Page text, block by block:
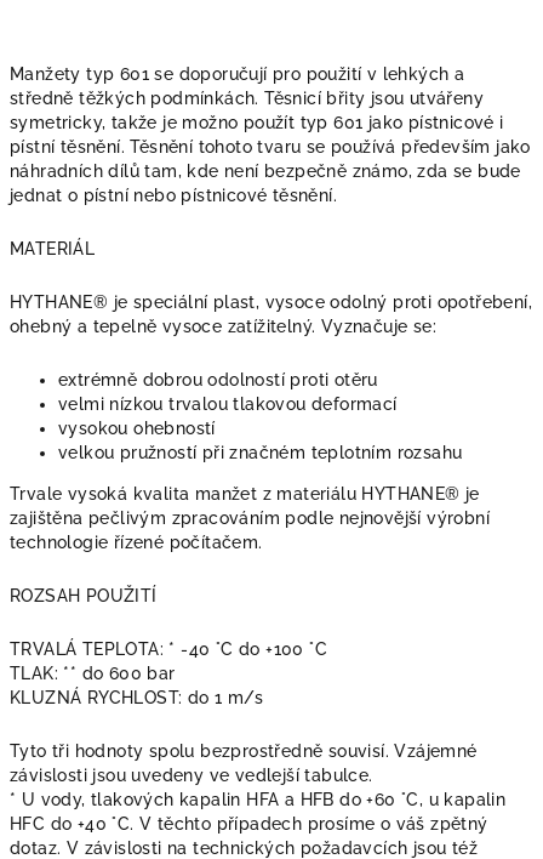
Manžety typ 601 se doporučují pro použití v lehkých a
středně těžkých podmínkách. Těsnicí břity jsou utvářeny
symetricky, takže je možno použít typ 601 jako pístnicové i
pístní těsnění. Těsnění tohoto tvaru se používá především jako
náhradních dílů tam, kde není bezpečně známo, zda se bude
jednat o pístní nebo pístnicové těsnění.
MATERIÁL
HYTHANE® je speciální plast, vysoce odolný proti opotřebení,
ohebný a tepelně vysoce zatížitelný. Vyznačuje se:
extrémně dobrou odolností proti otěru
velmi nízkou trvalou tlakovou deformací
vysokou ohebností
velkou pružností při značném teplotním rozsahu
Trvale vysoká kvalita manžet z materiálu HYTHANE® je
zajištěna pečlivým zpracováním podle nejnovější výrobní
technologie řízené počítačem.
ROZSAH POUŽITÍ
TRVALÁ TEPLOTA: * -40 °C do +100 °C
TLAK: ** do 600 bar
KLUZNÁ RYCHLOST: do 1 m/s
Tyto tři hodnoty spolu bezprostředně souvisí. Vzájemné
závislosti jsou uvedeny ve vedlejší tabulce.
* U vody, tlakových kapalin HFA a HFB do +60 °C, u kapalin
HFC do +40 °C. V těchto případech prosíme o váš zpětný
dotaz. V závislosti na technických požadavcích jsou též